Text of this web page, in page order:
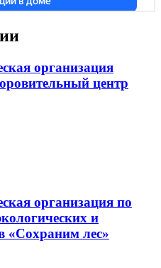
организация
центр
организация по
и
«Сохраним лес»